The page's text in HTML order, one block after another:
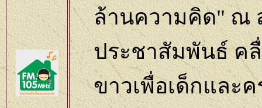
ล้านความคิด"ณ
ประชาสัมพันธ์ ค
ขาวเพื่อเด็กและ